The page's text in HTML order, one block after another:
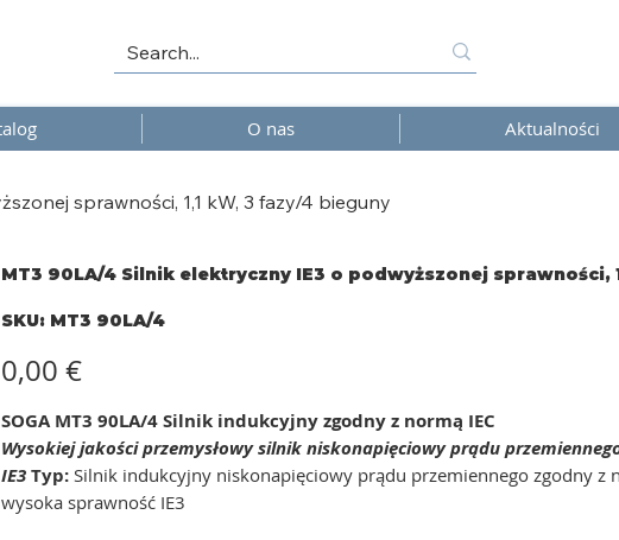
O nas Aktualności
sprawności, 1,1 kW, 3 fazy/4 bieguny
MT3 90LA/4 Silnik elektryczny IE3 o podwyższonej sprawności,
SKU: SKU
MT3
MT3 90LA/4
0,00 €
SOGA MT3 90LA/4 Silnik indukcyjny zgodny z normą IEC
Wysokiej jakości przemysłowy silnik niskonapięciowy prądu
IE3Typ: Silnik indukcyjny niskonapięciowy prądu przemiennego zgodny z
wysoka sprawność IE3